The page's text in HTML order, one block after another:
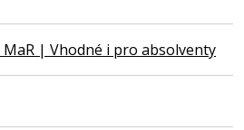
| Vhodné i pro absolventy